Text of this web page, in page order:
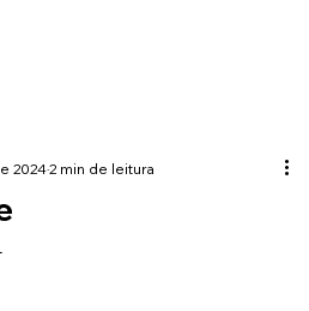
20242 min de leitura